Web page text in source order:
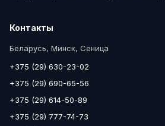
Контакты
Беларусь, Минск, Сеница
+375 (29) 630-23-02
+375 (29) 690-65-56
+375 (29) 614-50-89
+375 (29) 777-74-73